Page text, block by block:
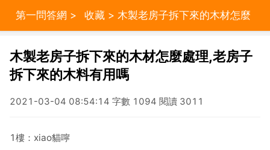
第一問答網 > 收藏 > 木製老房子拆下來的木材怎麼
處理,老房子拆下來的木料有用嗎
木製老房子拆下來的木材怎麼處理,老房子
拆下來的木料有用嗎
2021-03-04 08:54:14 字數 1094 閱讀 3011
1樓：xiao貓嚀